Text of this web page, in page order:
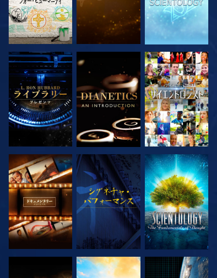
シリーズを探求 シリーズを探求 観る
シリーズを探求 観る シリーズを探求